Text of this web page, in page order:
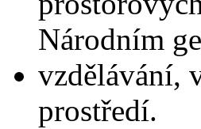
Národním
vzdělávání,
prostředí.